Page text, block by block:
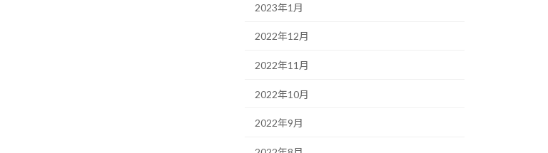
2023年1月
2022年12月
2022年11月
2022年10月
2022年9月